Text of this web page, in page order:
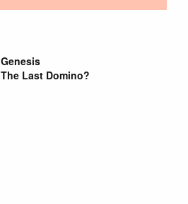
Genesis
The Last Domino?